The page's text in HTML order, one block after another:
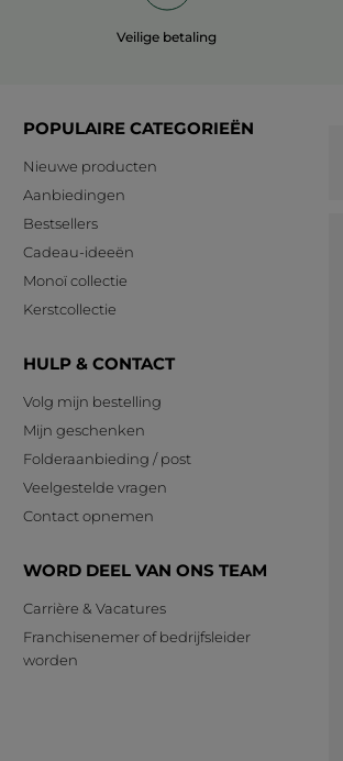
Veilige betaling
POPULAIRE CATEGORIEËN
Nieuwe producten
Aanbiedingen
Bestsellers
Cadeau-ideeën
Monoï collectie
Kerstcollectie
HULP & CONTACT
Volg mijn bestelling
Mijn geschenken
Folderaanbieding / post
Veelgestelde vragen
Contact opnemen
WORD DEEL VAN ONS TEAM
Carrière & Vacatures
Franchisenemer of bedrijfsleider
worden